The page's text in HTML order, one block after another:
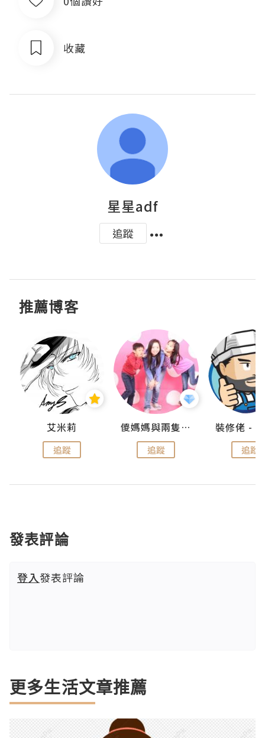
收藏
星星adf
追蹤
推薦博客
艾米莉
追蹤
儍媽媽與兩隻小魔怪之家
追蹤 追蹤
發表評論
登入發表評論
更多生活文章推薦